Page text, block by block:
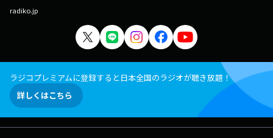
radiko.jp
ラジコプレミアムに登録すると日本全国のラジオが聴き放題！
詳しくはこちら